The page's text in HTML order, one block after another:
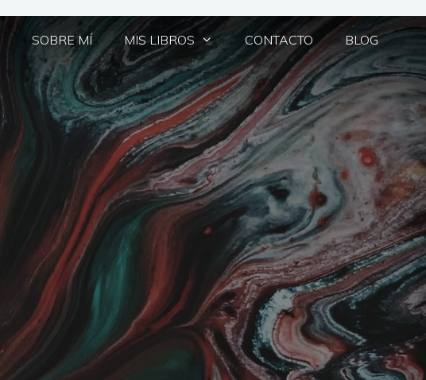
SOBRE MÍ MIS LIBROS CONTACTO BLOG